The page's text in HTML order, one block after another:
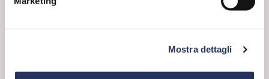
Mostra dettagli
antinfiammatori contro il gonfiore e il dolore
protettrici per favorire il riassorbimento del